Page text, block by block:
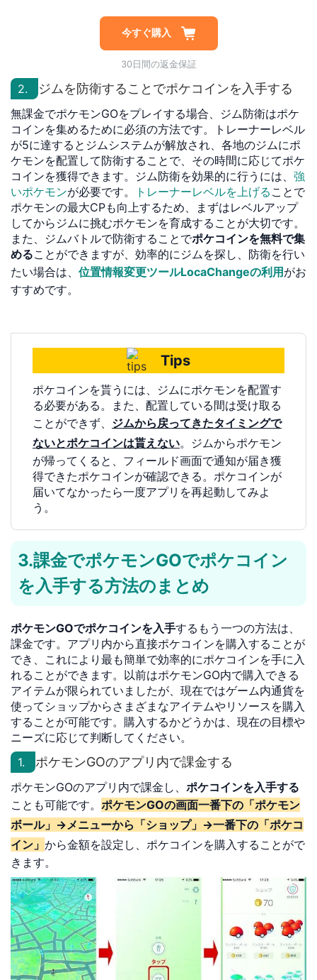
プライバシー保護 | 100%安全
今すぐ購入
30日間の返金保証
2. ジムを防衛することでポケコインを入手する
無課金でポケモンGOをプレイする場合、ジム防衛はポケ
コインを集めるために必須の方法です。トレーナーレベル
が5に達するとジムシステムが解放され、各地のジムにポ
ケモンを配置して防衛することで、その時間に応じてポケ
コインを獲得できます。ジム防衛を効果的に行うには、 強
いポケモンが必要です。 トレーナーレベルを上げる ことで
ポケモンの最大CPも向上するため、まずはレベルアップ
してからジムに挑むポケモンを育成することが大切です。
また、ジムバトルで防衛することでポケコインを無料で集
めることができますが、効率的にジムを探し、防衛を行い
たい場合は、 位置情報変更ツールLocaChangeの利用がお
すすめです。
Tips
ポケコインを貰うには、ジムにポケモンを配置す
る必要がある。また、配置している間は受け取る
ことができず、 ジムから戻ってきたタイミングで
ないとポケコインは貰えない。ジムからポケモン
が帰ってくると、フィールド画面で通知が届き獲
得できたポケコインが確認できる。ポケコインが
届いてなかったら一度アプリを再起動してみよ
う。
3.課金でポケモンGOでポケコイン
を入手する方法のまとめ
ポケモンGOでポケコインを入手するもう一つの方法は、
課金です。アプリ内から直接ポケコインを購入することが
でき、これにより最も簡単で効率的にポケコインを手に入
れることができます。以前はポケモンGO内で購入できる
アイテムが限られていましたが、現在ではゲーム内通貨を
使ってショップからさまざまなアイテムやリソースを購入
することが可能です。購入するかどうかは、現在の目標や
ニーズに応じて判断してください。
1.
ポケモンGOのアプリ内で課金する
ポケモンGOのアプリ内で課金し、 ポケコインを入手する
ことも可能です。 ポケモンGOの画面一番下の「ポケモン
ボール」→メニューから「ショップ」→一番下の「ポケコ
イン」 から金額を設定し、ポケコインを購入することがで
きます。